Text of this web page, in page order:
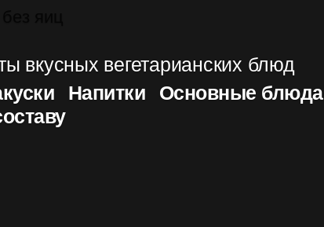
вкусных вегетарианских блюд
Напитки Основные блюда